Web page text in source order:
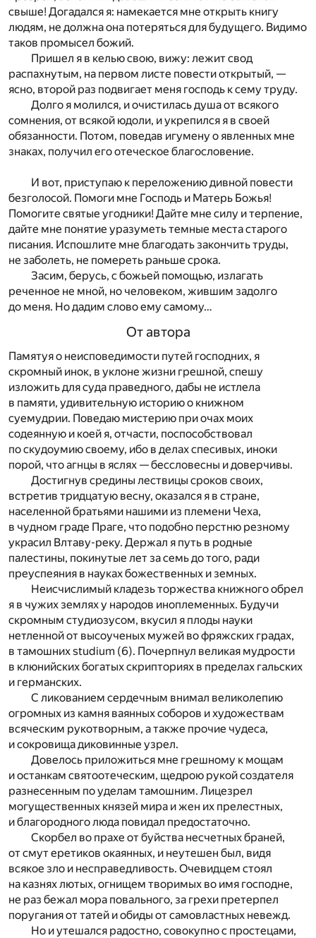
свыше! Догадался я: намекается мне открыть книгу
людям, не должна она потеряться для будущего. Видимо
таков промысел божий.
Пришел я в келью свою, вижу: лежит свод
распахнутым, на первом листе повести открытый, —
ясно, второй раз подвигает меня господь к сему труду.
Долго я молился, и очистилась душа от всякого
сомнения, от всякой юдоли, и укрепился я в своей
обязанности. Потом, поведав игумену о явленных мне
знаках, получил его отеческое благословение.
И вот, приступаю к переложению дивной повести
безголосой. Помоги мне Господь и Матерь Божья!
Помогите святые угодники! Дайте мне силу и терпение,
дайте мне понятие уразуметь темные места старого
писания. Испошлите мне благодать закончить труды,
не заболеть, не помереть раньше срока.
Засим, берусь, с божьей помощью, излагать
реченное не мной, но человеком, жившим задолго
до меня. Но дадим слово ему самому…
От автора
Памятуя о неисповедимости путей господних, я
скромный инок, в уклоне жизни грешной, спешу
изложить для суда праведного, дабы не истлела
в памяти, удивительную историю о книжном
суемудрии. Поведаю мистерию при очах моих
содеянную и коей я, отчасти, поспособствовал
по скудоумию своему, ибо в делах спесивых, иноки
порой, что агнцы в яслях — бессловесны и доверчивы.
Достигнув средины лествицы сроков своих,
встретив тридцатую весну, оказался я в стране,
населенной братьями нашими из племени Чеха,
в чудном граде Праге, что подобно перстню резному
украсил Влтаву-реку. Держал я путь в родные
палестины, покинутые лет за семь до того, ради
преуспеяния в науках божественных и земных.
Неисчислимый кладезь торжества книжного обрел
я в чужих землях у народов иноплеменных. Будучи
скромным студиозусом, вкусил я плоды науки
нетленной от высоученых мужей во фряжских градах,
в тамошних studium (6). Почерпнул великая мудрости
в клюнийских богатых скрипториях в пределах гальских
и германских.
С ликованием сердечным внимал великолепию
огромных из камня ваянных соборов и художествам
всяческим рукотворным, а также прочие чудеса,
и сокровища диковинные узрел.
Довелось приложиться мне грешному к мощам
и останкам святоотеческим, щедрою рукой создателя
разнесенным по уделам тамошним. Лицезрел
могущественных князей мира и жен их прелестных,
и благородного люда повидал предостаточно.
Скорбел во прахе от буйства несчетных браней,
от смут еретиков окаянных, и неутешен был, видя
всякое зло и несправедливость. Очевидцем стоял
на казнях лютых, огнищем творимых во имя господне,
не раз бежал мора повального, за грехи претерпел
поругания от татей и обиды от самовластных невежд.
Но и утешался радостно, совокупно с простецами,